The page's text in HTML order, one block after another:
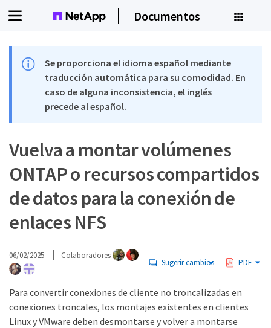
Documentos
Se proporciona el idioma español mediante
traducción automática para su comodidad. En
caso de alguna inconsistencia, el inglés
precede al español.
Vuelva a montar volúmenes
ONTAP o recursos compartidos
de datos para la conexión de
enlaces NFS
06/02/2025 Colaboradores
Sugerir cambios PDF
Para convertir conexiones de cliente no troncalizadas en
conexiones troncales, los montajes existentes en clientes
Linux y VMware deben desmontarse y volver a montarse